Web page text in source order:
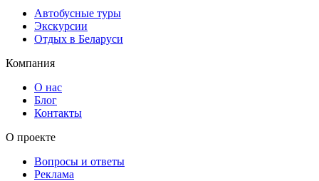
Автобусные туры
Экскурсии
Отдых в Беларуси
Компания
О нас
Блог
Контакты
О проекте
Вопросы и ответы
Реклама